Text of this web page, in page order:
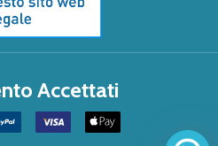
Accettati